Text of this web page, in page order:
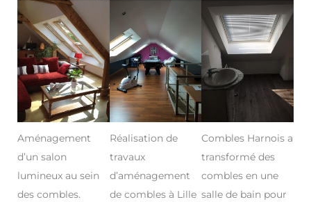
Aménagement
d’un salon
lumineux au sein
des combles.
Réalisation de
travaux
d’aménagement
de combles à Lille
Combles Harnois a
transformé des
combles en une
salle de bain pour